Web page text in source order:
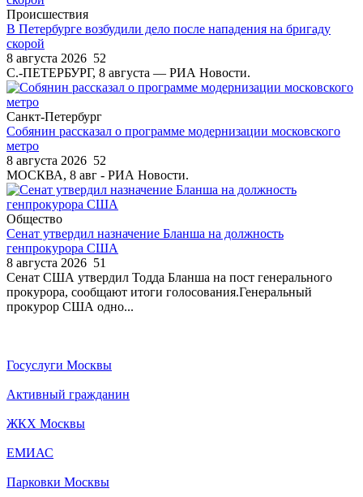
Происшествия
В Петербурге возбудили дело после нападения на бригаду
скорой
8 августа 2026 52
С.-ПЕТЕРБУРГ, 8 августа — РИА Новости.
Санкт-Петербург
Собянин рассказал о программе модернизации московского
метро
8 августа 2026 52
МОСКВА, 8 авг - РИА Новости.
Общество
Сенат утвердил назначение Бланша на должность
генпрокурора США
8 августа 2026 51
Сенат США утвердил Тодда Бланша на пост генерального
прокурора, сообщают итоги голосования.Генеральный
прокурор США одно...
Госуслуги Москвы
Активный гражданин
ЖКХ Москвы
ЕМИАС
Парковки Москвы